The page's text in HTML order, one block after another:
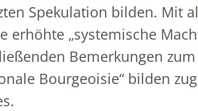
Spekulation bilden. Mit
erhöhte „systemische
Bemerkungen
Bourgeoisie“ bilden